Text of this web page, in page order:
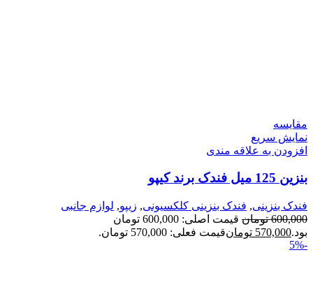
مقايسه
نمایش سریع
افزودن به علاقه مندی
بنزین 125 میل فندک برند کیپو
فندک بنزینی, فندک بنزینی کلکسیونی, زیپو, لوازم جانبی
600,000 تومان
قیمت اصلی: 600,000 تومان
بود.570,000 تومانقیمت فعلی: 570,000 تومان.
-5%